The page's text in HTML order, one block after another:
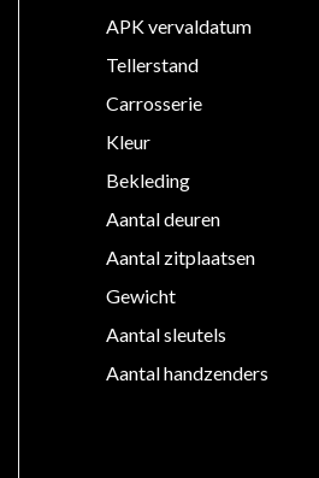
APK vervaldatum
Tellerstand
Carrosserie
Kleur
Bekleding
Aantal deuren
Aantal zitplaatsen
Gewicht
Aantal sleutels
Aantal handzenders